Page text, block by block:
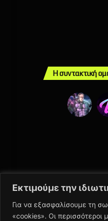
Εκτιμούμε την
Για να εξασφαλίσουμε τη
«cookies». Οι περισσότεροι
Η συντακτική